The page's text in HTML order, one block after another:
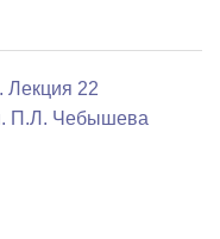
Лекция 22
П.Л. Чебышева